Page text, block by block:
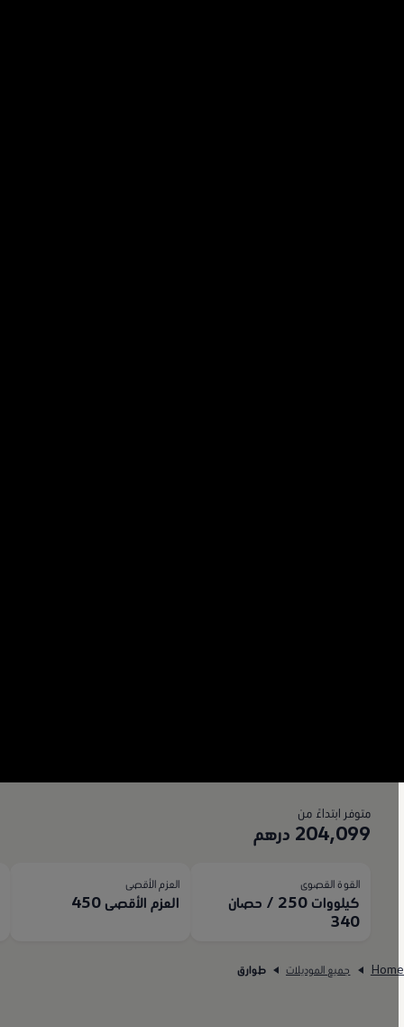
متوفر ابتداءً من
204,099 درهم
القوة القصوى
كيلووات 250 / حصان
340
العزم الأقصى
العزم الأقصى 450
جميع الموديلات طوارق